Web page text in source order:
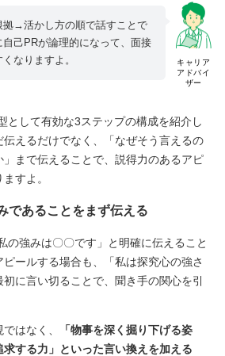
キャリア
アドバイ
ザー
→活かし方の順で話すことで
己PRが論理的になって、面接
なりますよ。
として有効な3ステップの構成を紹介し
伝えるだけでなく、「なぜそう言えるの
まで伝えることで、説得力のあるアピ
すよ。
であることをまず伝える
の強みは〇〇です」と明確に伝えること
ールする場合も、「私は探究心の強さ
に言い切ることで、聞き手の関心を引
はなく、
「物事を深く掘り下げる姿
する力」といった言い換えを加える